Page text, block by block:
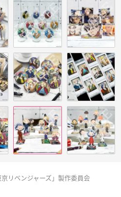
リベンジャーズ」製作委員会